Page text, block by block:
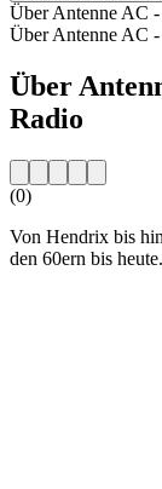
Über Antenne AC
Über Antenne AC
Über
Radio
(0)
Von Hendrix bis
den 60ern bis heute.